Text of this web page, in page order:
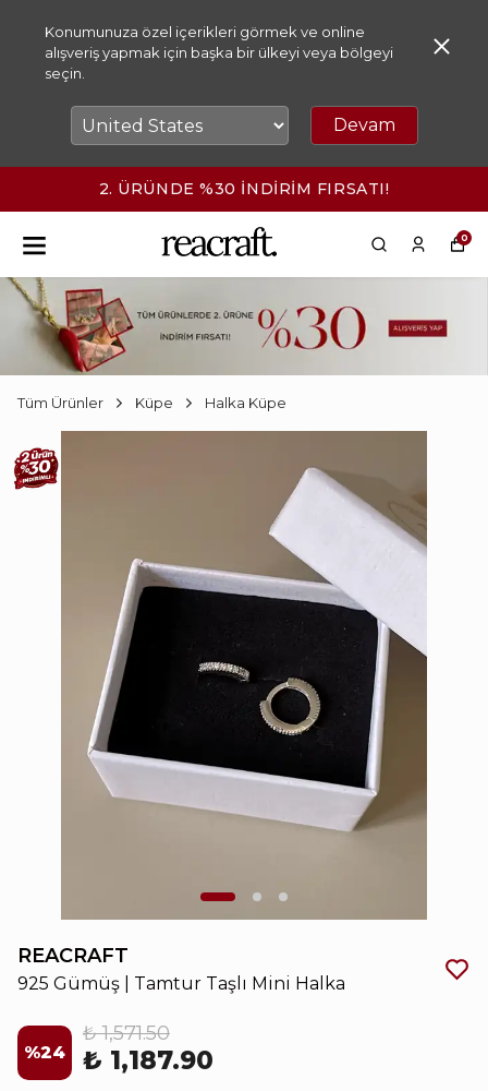
Konumunuza özel içerikleri görmek ve online
alışveriş yapmak için başka bir ülkeyi veya bölgeyi
seçin.
Devam
2. ÜRÜNDE %30 İNDİRİM FIRSATI!
0
Tüm Ürünler Küpe Halka Küpe
REACRAFT
925 Gümüş | Tamtur Taşlı Mini Halka
%24
₺ 1,571.50
₺ 1,187.90